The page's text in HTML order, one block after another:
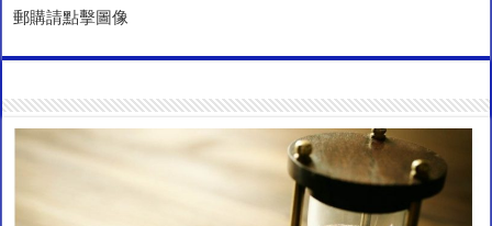
郵購請點擊圖像